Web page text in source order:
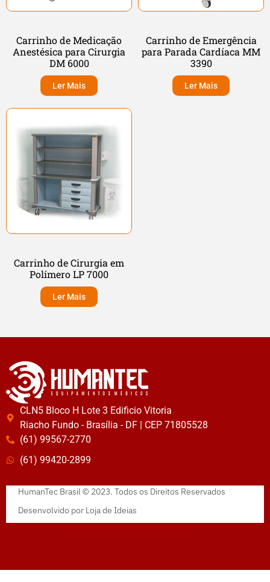
Carrinho de Medicação
Anestésica para Cirurgia
DM 6000
Ler Mais
Carrinho de Emergência
para Parada Cardíaca MM
3390
Ler Mais
Carrinho de Cirurgia em
Polímero LP 7000
Ler Mais
CLN5 Bloco H Lote 3 Edificio Vitoria
Riacho Fundo - Brasília - DF | CEP 71805528
(61) 99567-2770
(61) 99420-2899
HumanTec Brasil © 2023. Todos os Direitos Reservados
Desenvolvido por Loja de Ideias